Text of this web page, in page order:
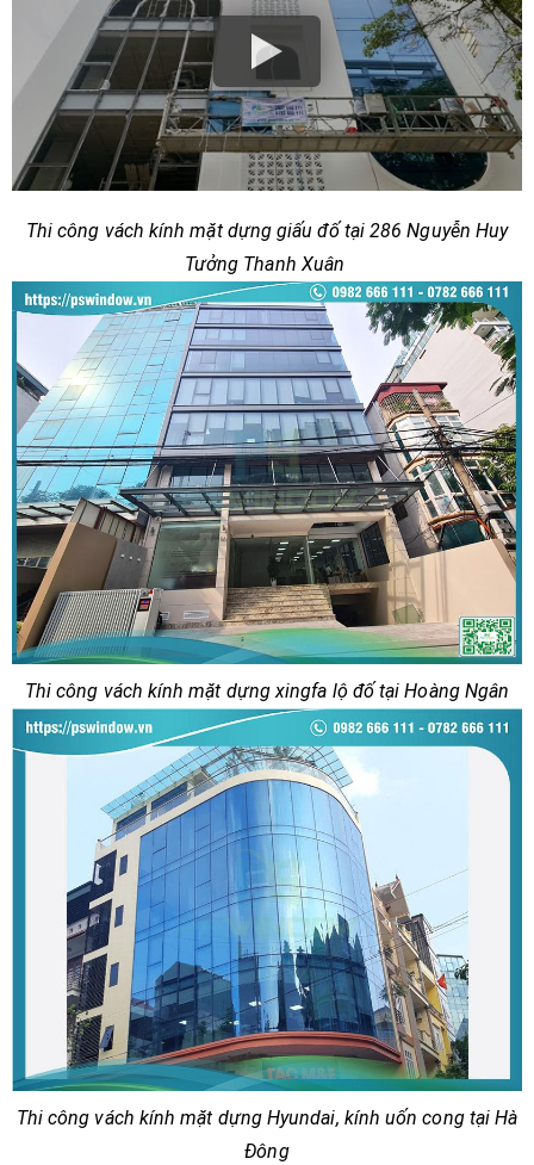
Thi công vách kính mặt dựng giấu đố tại 286 Nguyễn Huy
Tưởng Thanh Xuân
Thi công vách kính mặt dựng xingfa lộ đố tại Hoàng Ngân
Thi công vách kính mặt dựng Hyundai, kính uốn cong tại Hà
Đông